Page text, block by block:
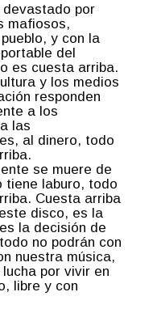
devastado por
mafiosos,
y con la
del
es cuesta arriba.
y los medios
responden
a los
las
al dinero, todo
se muere de
tiene laburo, todo
Cuesta arriba
disco, es la
la decisión de
no podrán con
nuestra música,
por vivir en
libre y con